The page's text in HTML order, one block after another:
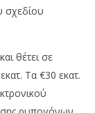
σχεδίου
θέτει σε
Τα €30 εκατ.